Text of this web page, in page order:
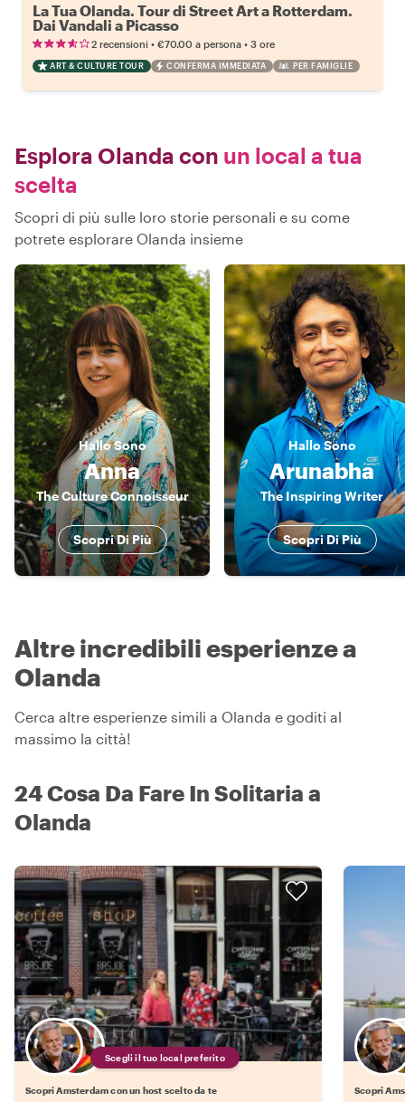
La Tua Olanda. Tour di Street Art a Rotterdam.
Dai Vandali a Picasso
2 recensioni • €70.00 a persona • 3 ore
ART & CULTURE TOUR CONFERMA IMMEDIATA PER FAMIGLIE
Esplora Olanda con un local a tua
scelta
Scopri di più sulle loro storie personali e su come
potrete esplorare Olanda insieme
HalloSono
Anna
The Culture Connoisseur
Scopri Di Più
HalloSono
Arunabha
The Inspiring Writer
Scopri Di Più
Altre incredibili esperienze a
Olanda
Cerca altre esperienze simili a Olanda e goditi al
massimo la città!
24 Cosa Da Fare In Solitaria a
Olanda
Scegli il tuo local preferito
Scopri Amsterdam con un host scelto da te Scopri